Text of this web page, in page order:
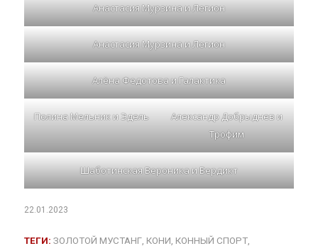
Анастасия Мурзина и Легион
Анастасия Мурзина и Легион
Алёна Федотова и Галактика
Полина Мельник и Эдель
Александр Добрыднев и
Трофим
Шаботинская Вероника и Вердикт
22.01.2023
ТЕГИ: ЗОЛОТОЙ МУСТАНГ, КОНИ КОННЫЙ СПОРТ,